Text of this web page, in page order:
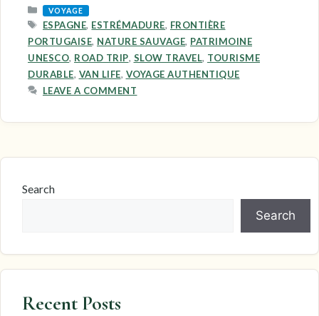
CATEGORIES
VOYAGE
TAGS
ESPAGNE, ESTRÉMADURE, FRONTIÈRE
PORTUGAISE, NATURE SAUVAGE, PATRIMOINE
UNESCO, ROAD TRIP, SLOW TRAVEL, TOURISME
DURABLE, VAN LIFE, VOYAGE AUTHENTIQUE
LEAVE A COMMENT
Search
Search
Recent Posts